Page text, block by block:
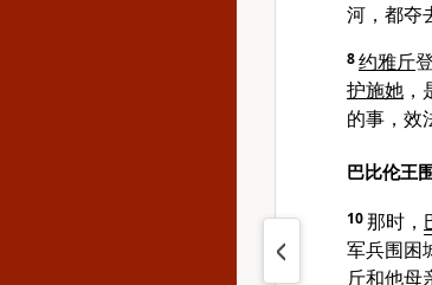
河，都夺
8约雅斤
护施她 ，
的事，效
巴比伦王
10那时，
军兵围困
斤和他母